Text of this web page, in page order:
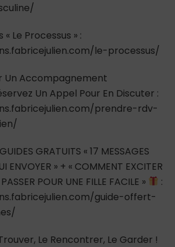
Le Processus » :
le-processus/
Un Accompagnement
Un Appel Pour En Discuter :
prendre-rdv-
GRATUITS « 17 MESSAGES
ENVOYER » + « COMMENT EXCITER
POUR UNE FILLE FACILE »
:
guide-offert-
Le Rencontrer, Le Garder !